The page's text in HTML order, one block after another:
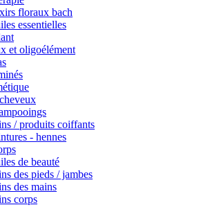
floraux bach
essentielles
et oligoélément
/ produits coiffants
- hennes
de beauté
des pieds / jambes
des mains
corps